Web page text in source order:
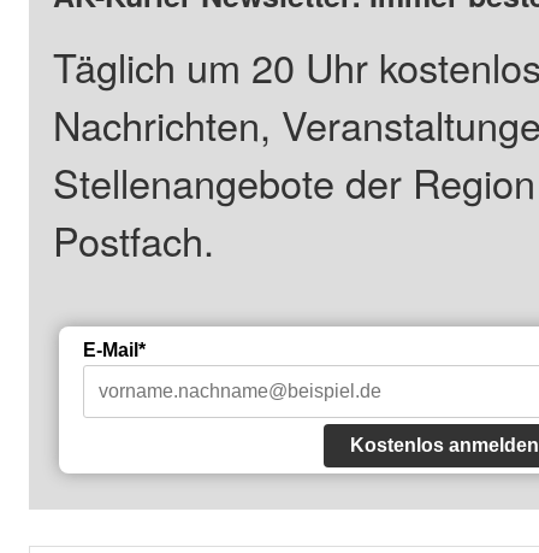
Täglich um 20 Uhr
Nachrichten,
Stellenangebote der
Postfach.
E-Mail*
Kostenlos anmelden